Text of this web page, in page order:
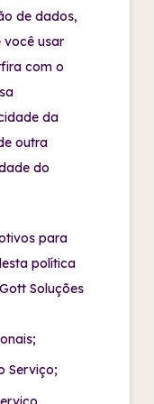
de dados,
você usar
com o
da
outra
do
para
política
Soluções
Serviço;